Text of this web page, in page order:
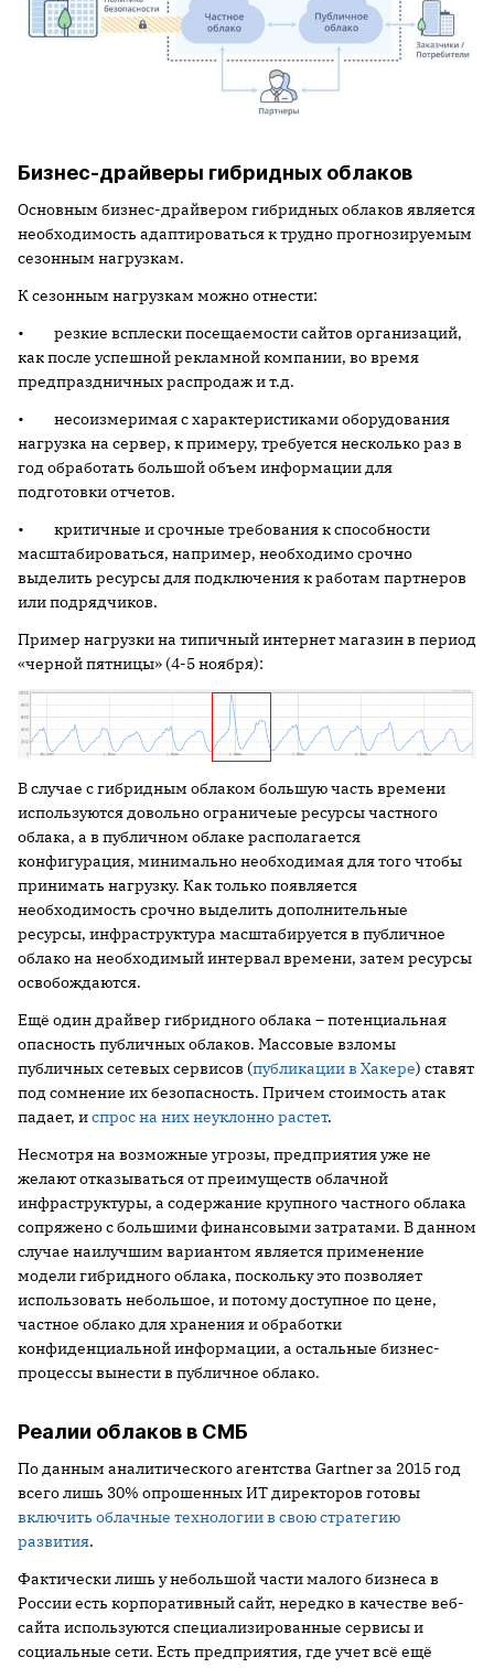
Бизнес-драйверы гибридных облаков
Основным бизнес-драйвером гибридных облаков является
необходимость адаптироваться к трудно прогнозируемым
сезонным нагрузкам.
К сезонным нагрузкам можно отнести:
• резкие всплески посещаемости сайтов организаций,
как после успешной рекламной компании, во время
предпраздничных распродаж и т.д.
• несоизмеримая с характеристиками оборудования
нагрузка на сервер, к примеру, требуется несколько раз в
год обработать большой объем информации для
подготовки отчетов.
• критичные и срочные требования к способности
масштабироваться, например, необходимо срочно
выделить ресурсы для подключения к работам партнеров
или подрядчиков.
Пример нагрузки на типичный интернет магазин в период
«черной пятницы» (4-5 ноября):
В случае с гибридным облаком большую часть времени
используются довольно ограничеые ресурсы частного
облака, а в публичном облаке располагается
конфигурация, минимально необходимая для того чтобы
принимать нагрузку. Как только появляется
необходимость срочно выделить дополнительные
ресурсы, инфраструктура масштабируется в публичное
облако на необходимый интервал времени, затем ресурсы
освобождаются.
Ещё один драйвер гибридного облака – потенциальная
опасность публичных облаков. Массовые взломы
публичных сетевых сервисов (публикации в Хакере) ставят
под сомнение их безопасность. Причем стоимость атак
падает, испрос на них неуклонно растет.
Несмотря на возможные угрозы, предприятия уже не
желают отказываться от преимуществ облачной
инфраструктуры, а содержание крупного частного облака
сопряжено с большими финансовыми затратами. В данном
случае наилучшим вариантом является применение
модели гибридного облака, поскольку это позволяет
использовать небольшое, и потому доступное по цене,
частное облако для хранения и обработки
конфиденциальной информации, а остальные бизнес-
процессы вынести в публичное облако.
Реалии облаков в СМБ
По данным аналитического агентства Gartner за 2015 год
всего лишь 30% опрошенных ИТ директоров готовы
включить облачные технологии в свою стратегию
развития.
Фактически лишь у небольшой части малого бизнеса в
России есть корпоративный сайт, нередко в качестве веб-
сайта используются специализированные сервисы и
социальные сети. Есть предприятия, где учет всё ещё